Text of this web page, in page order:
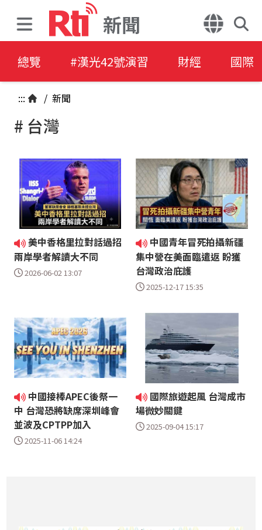
新聞
總覽 #漢光42號演習 財經 國際
::: / 新聞
# 台灣
美中香格里拉對話過招
兩岸學者解讀大不同
2026-06-02 13:07
中國青年冒死拍攝新疆
集中營在美面臨遣返 盼獲
台灣政治庇護
2025-12-17 15:35
中國接棒APEC後祭一
中 台灣恐將缺席深圳峰會
並波及CPTPP加入
2025-11-06 14:24
國際旅遊起風 台灣成市
場微妙關鍵
2025-09-04 15:17